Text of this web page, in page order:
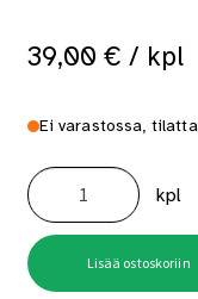
39,00 € / kpl
Ei varastossa,
Wc-
Paperiteline
Pool
Kromi
määrä
kpl
Lisää ostoskoriin